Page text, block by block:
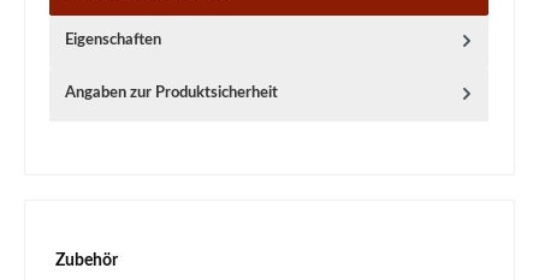
Eigenschaften
Angaben zur Produktsicherheit
Produktgalerie überspringen
Zubehör